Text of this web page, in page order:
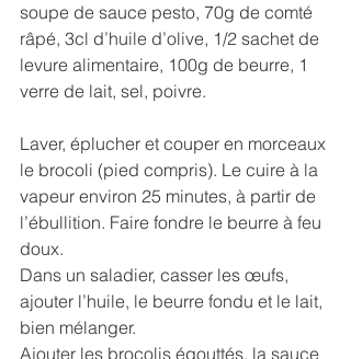
soupe de sauce pesto, 70g de comté
râpé, 3cl d’huile d’olive, 1/2 sachet de
levure alimentaire, 100g de beurre, 1
verre de lait, sel, poivre.
Laver, éplucher et couper en morceaux
le brocoli (pied compris). Le cuire à la
vapeur environ 25 minutes, à partir de
l’ébullition. Faire fondre le beurre à feu
doux.
Dans un saladier, casser les œufs,
ajouter l’huile, le beurre fondu et le lait,
bien mélanger.
Ajouter les brocolis égouttés, la sauce